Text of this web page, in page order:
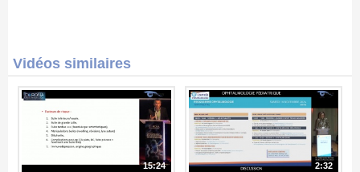
Vidéos similaires
15:24 2:32